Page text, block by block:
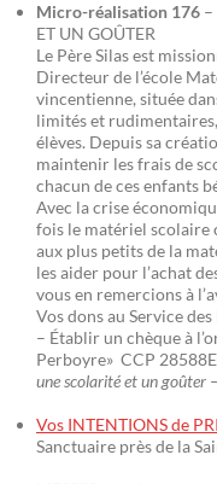
Micro-réalisation 176 –
ET UN GOÛTER
Le Père Silas est
Directeur de l’école
vincentienne, située
limités et
élèves. Depuis sa
maintenir les frais de
chacun de ces enfants
Avec la crise
fois le matériel scolaire
aux plus petits de la
les aider pour l’achat
vous en remercions à
Vos dons au Service
– Établir un chèque à
Perboyre» CCP
une scolarité et un goûter
Vos INTENTIONS de
Sanctuaire près de la